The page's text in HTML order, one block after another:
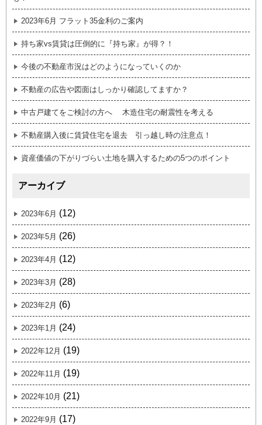
2023年6月 フラット35金利のご案内
持ち家vs賃貸は圧倒的に『持ち家』が得？！
今後の不動産市況はどのようになっていくのか
不動産の広告や図面はしっかり確認してますか？
中古戸建てをご検討の方へ 木造住宅の耐震性を考える
不動産購入後に賃貸住宅を退去 引っ越し時の注意点！
資産価値の下がりづらい土地を購入するための5つのポイント
アーカイブ
2023年6月 (12)
2023年5月 (26)
2023年4月 (12)
2023年3月 (28)
2023年2月 (6)
2023年1月 (24)
2022年12月 (19)
2022年11月 (19)
2022年10月 (21)
2022年9月 (17)